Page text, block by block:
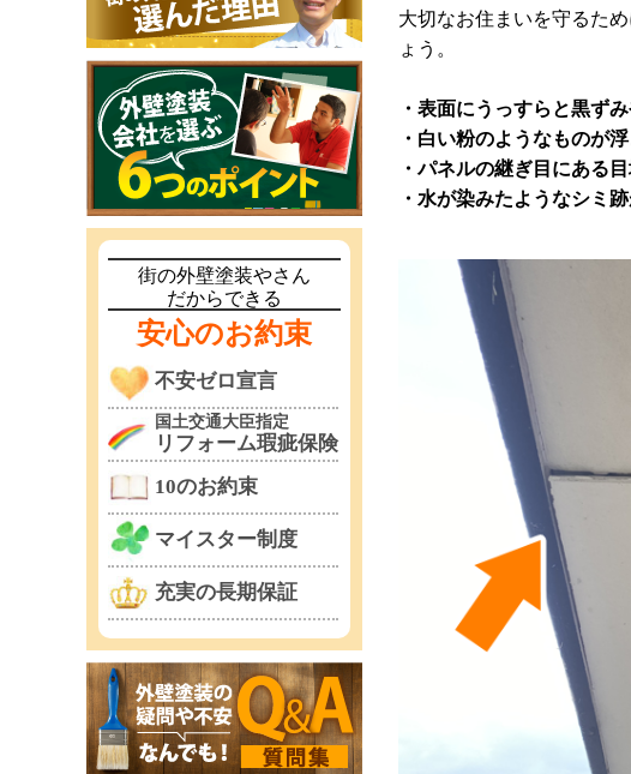
大切なお住まいを守るた
ょう。
・表面にうっすらと黒ず
・白い粉のようなものが
・パネルの継ぎ目にある
・水が染みたようなシミ
街の外壁塗装やさん
だからできる
安心のお約束
不安ゼロ宣言
国土交通大臣指定
リフォーム瑕疵保険
10のお約束
マイスター制度
充実の長期保証